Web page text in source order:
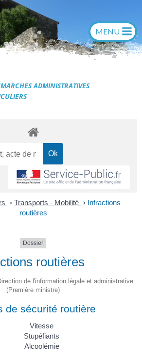
de Générac
ADMINISTRATIVES
> Transports - Mobilité > Infractions
routières
Dossier
routières
de l'information légale et administrative
(Première ministre)
de sécurité routière
Vitesse
Stupéfiants
Alcoolémie